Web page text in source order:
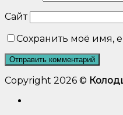
Сайт
Сохранить моё имя,
Copyright 2026 ©